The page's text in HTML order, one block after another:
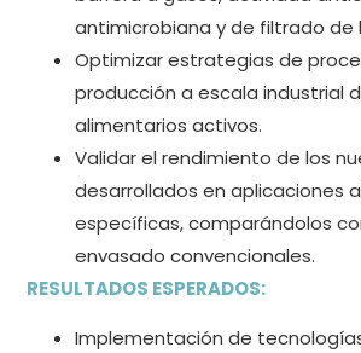
antimicrobiana y de filtrado de
Optimizar estrategias de
producción a escala industrial
alimentarios activos.
Validar el rendimiento de los
desarrollados en aplicaciones
específicas, comparándolos
envasado convencionales.
RESULTADOS ESPERADOS:
Implementación de